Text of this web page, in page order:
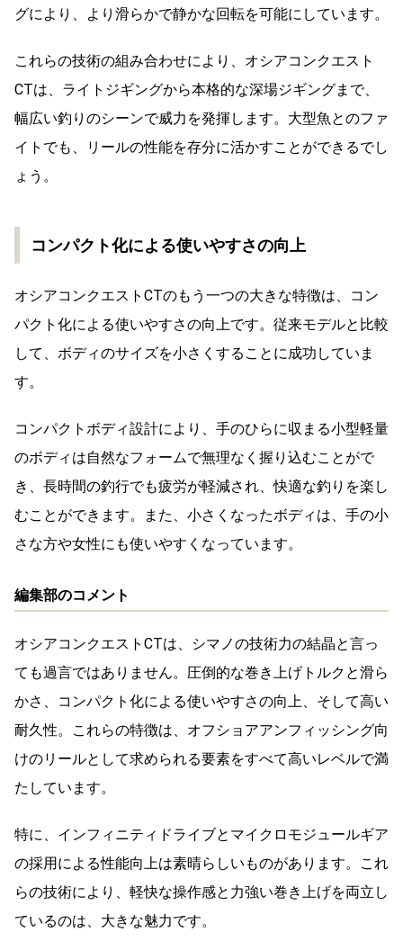
グにより、より滑らかで静かな回転を可能にしています。
これらの技術の組み合わせにより、オシアコンクエスト
CTは、ライトジギングから本格的な深場ジギングまで、
幅広い釣りのシーンで威力を発揮します。大型魚とのファ
イトでも、リールの性能を存分に活かすことができるでし
ょう。
コンパクト化による使いやすさの向上
オシアコンクエストCTのもう一つの大きな特徴は、コン
パクト化による使いやすさの向上です。従来モデルと比較
して、ボディのサイズを小さくすることに成功していま
す。
コンパクトボディ設計により、手のひらに収まる小型軽量
のボディは自然なフォームで無理なく握り込むことがで
き、長時間の釣行でも疲労が軽減され、快適な釣りを楽し
むことができます。また、小さくなったボディは、手の小
さな方や女性にも使いやすくなっています。
編集部のコメント
オシアコンクエストCTは、シマノの技術力の結晶と言っ
ても過言ではありません。圧倒的な巻き上げトルクと滑ら
かさ、コンパクト化による使いやすさの向上、そして高い
耐久性。これらの特徴は、オフショアアンフィッシング向
けのリールとして求められる要素をすべて高いレベルで満
たしています。
特に、インフィニティドライブとマイクロモジュールギア
の採用による性能向上は素晴らしいものがあります。これ
らの技術により、軽快な操作感と力強い巻き上げを両立し
ているのは、大きな魅力です。